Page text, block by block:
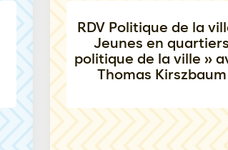
RDV Politique de la
Jeunes en quartiers
politique de la ville »
Thomas Kirszbaum